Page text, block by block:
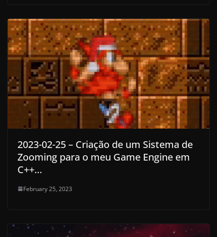
2023-02-25 – Criação de um Sistema de
Zooming para o meu Game Engine em
C++…
February 25, 2023